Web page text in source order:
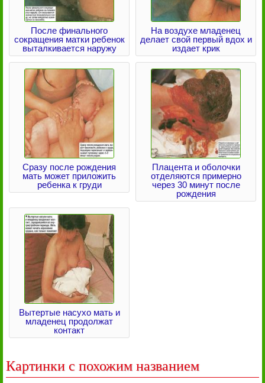
После финального
сокращения матки ребенок
выталкивается наружу
На воздухе младенец
делает свой первый вдох и
издает крик
Сразу после рождения
мать может приложить
ребенка к груди
Плацента и оболочки
отделяются примерно
через 30 минут после
рождения
Вытертые насухо мать и
младенец продолжат
контакт
Картинки с похожим названием